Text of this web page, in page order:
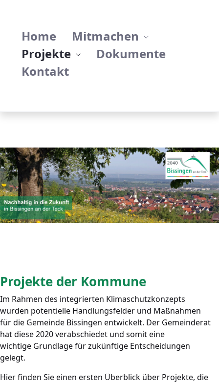
Home
Mitmachen
Projekte
Dokumente
Kontakt
Projekte der Kommune
Im Rahmen des integrierten Klimaschutzkonzepts
wurden potentielle Handlungsfelder und Maßnahmen
für die Gemeinde Bissingen entwickelt. Der Gemeinderat
hat diese 2020 verabschiedet und somit eine
wichtige Grundlage für zukünftige Entscheidungen
gelegt.
Hier finden Sie einen ersten Überblick über Projekte, die